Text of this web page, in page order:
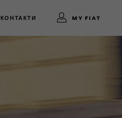
КОНТАКТИ MY FIAT